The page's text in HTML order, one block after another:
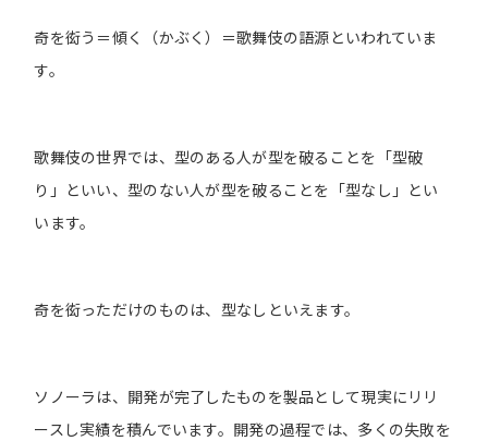
奇を衒う＝傾く（かぶく）＝歌舞伎の語源といわれていま
す。
歌舞伎の世界では、型のある人が型を破ることを「型破
り」といい、型のない人が型を破ることを「型なし」とい
います。
奇を衒っただけのものは、型なしといえます。
ソノーラは、開発が完了したものを製品として現実にリリ
ースし実績を積んでいます。開発の過程では、多くの失敗を